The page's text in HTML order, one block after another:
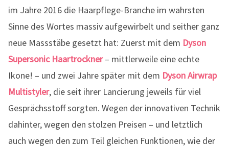
im Jahre 2016 die Haarpflege-Branche im wahrsten
Sinne des Wortes massiv aufgewirbelt und seither ganz
neue Massstäbe gesetzt hat: Zuerst mit dem Dyson
Supersonic Haartrockner– mittlerweile eine echte
Ikone! – und zwei Jahre später mit dem Dyson Airwrap
Multistyler, die seit ihrer Lancierung jeweils für viel
Gesprächsstoff sorgten. Wegen der innovativen Technik
dahinter, wegen den stolzen Preisen – und letztlich
auch wegen den zum Teil gleichen Funktionen, wie der